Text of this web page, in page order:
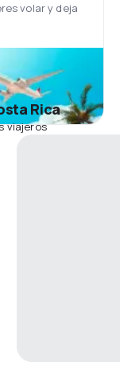
volar y deja
Rica
viajeros